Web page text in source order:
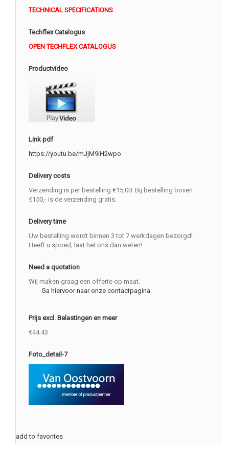
TECHNICAL SPECIFICATIONS
Techflex Catalogus
OPEN TECHFLEX CATALOGUS
Productvideo
Link pdf
https://youtu.be/mJjM9iH2wpo
Delivery costs
Verzending is per bestelling €15,00. Bij bestelling boven
€150,- is de verzending gratis.
Delivery time
Uw bestelling wordt binnen 3 tot 7 werkdagen bezorgd!
Heeft u spoed, laat het ons dan weten!
Need a quotation
Wij maken graag een offerte op maat.
Ga hiervoor naar onze contactpagina.
Prijs excl. Belastingen en meer
€44.43
Foto_detail-7
add to favorites